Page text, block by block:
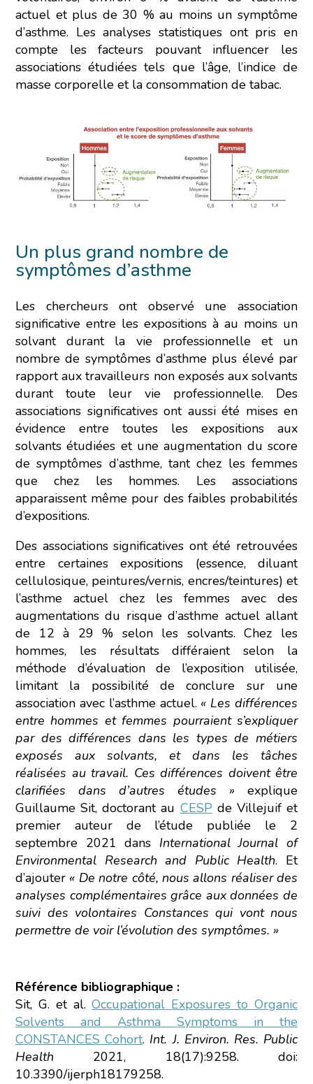
L’écoconception, ça vous
concerne aussi !
Nous avons développé ce site Internet dans le cadre
d’une démarche forte d’écoconception.
les besoins énergétiques nécessaires à votre
navigation, vous pouvezle parcourir dans son Mode
Eco. Celui-ci sollicitera très peu nos serveurs et vous
deviendrez ainsi un acteur majeur de l’écoconception.
ACTIVER LE MODE ECO ANNULER
actuel et plus de 30 % au moins un symptôme
d’asthme. Les analyses statistiques ont pris en
compte les facteurs pouvant influencer les
associations étudiées tels que l’âge, l’indice de
masse corporelle et la consommation de tabac.
Un plus grand nombre de
symptômes d’asthme
Les chercheurs ont observé une association
significative entre les expositions à au moins un
solvant durant la vie professionnelle et un
nombre de symptômes d’asthme plus élevé par
rapport aux travailleurs non exposés aux solvants
durant toute leur vie professionnelle. Des
associations significatives ont aussi été mises en
évidence entre toutes les expositions aux
solvants étudiées et une augmentation du score
de symptômes d’asthme, tant chez les femmes
que chez les hommes. Les associations
apparaissent même pour des faibles probabilités
d’expositions.
Des associations significatives ont été retrouvées
entre certaines expositions (essence, diluant
cellulosique, peintures/vernis, encres/teintures) et
l’asthme actuel chez les femmes avec des
augmentations du risque d’asthme actuel allant
de 12 à 29 % selon les solvants. Chez les
hommes, les résultats différaient selon la
méthode d’évaluation de l’exposition utilisée,
limitant la possibilité de conclure sur une
association avec l’asthme actuel. « Les différences
entre hommes et femmes pourraient s’expliquer
par des différences dans les types de métiers
exposés aux solvants, et dans les tâches
réalisées au travail. Ces différences doivent être
clarifiées dans d’autres études » explique
Guillaume Sit, doctorant au CESP de Villejuif et
premier auteur de l’étude publiée le 2
septembre 2021 dans International Journal of
Environmental Research and Public Health. Et
d’ajouter « De notre côté, nous allons réaliser des
analyses complémentaires grâce aux données de
suivi des volontaires Constances qui vont nous
permettre de voir l’évolution des symptômes. »
Référence bibliographique :
Sit, G. et al.Occupational Exposures to Organic
Solvents and Asthma Symptoms in the
CONSTANCES Cohort. Int. J. Environ. Res. Public
Health 2021, 18(17):9258. doi:
10.3390/ijerph18179258.